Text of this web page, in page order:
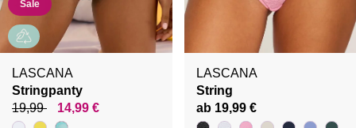
Sale
LASCANA
Stringpanty
19,99
14,99 €
LASCANA
String
ab 19,99 €